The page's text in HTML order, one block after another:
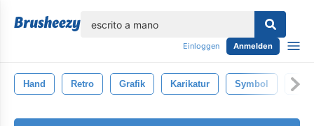
Einloggen Anmelden
Hand Retro Grafik Karikatur Symbol